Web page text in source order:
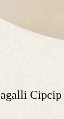
Cipcip